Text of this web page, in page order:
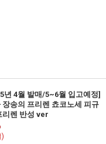
년 4월 발매/5~6월 입고예정]
장송의 프리렌 쵸코노세 피규
리렌 반성 ver
)